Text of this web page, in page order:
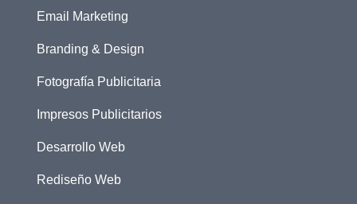
Email Marketing
Branding & Design
Fotografía Publicitaria
Impresos Publicitarios
Desarrollo Web
Rediseño Web